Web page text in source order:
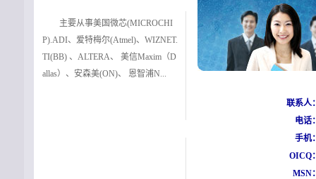
主要从事美国微芯(MICROCHI
P).ADI、爱特梅尔(Atmel)、WIZNET.
TI(BB) 、ALTERA、 美信Maxim（D
allas）、安森美(ON)、 恩智浦N...
联系人
电话
手机
OICQ
MSN